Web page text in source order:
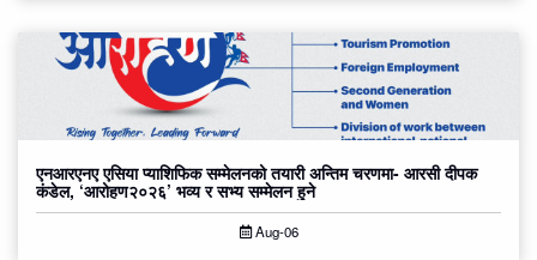
एनआरएनए एसिया प्याशिफिक सम्मेलनको तयारी अन्तिम चरणमा- आरसी दीपक
कंडेल, ‘आरोहण२०२६’ भव्य र सभ्य सम्मेलन हुने
Aug-06